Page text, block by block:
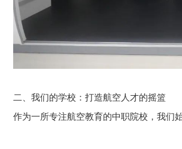
二、我们的学校：打造航空人才的摇篮
作为一所专注航空教育的中职院校，我们